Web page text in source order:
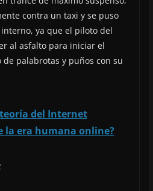
contra un taxi y se puso
ya que el piloto del
al asfalto para iniciar el
palabrotas y puños con su
del Internet
la era humana online?